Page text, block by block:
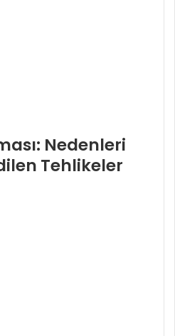
Nedenleri
Tehlikeler